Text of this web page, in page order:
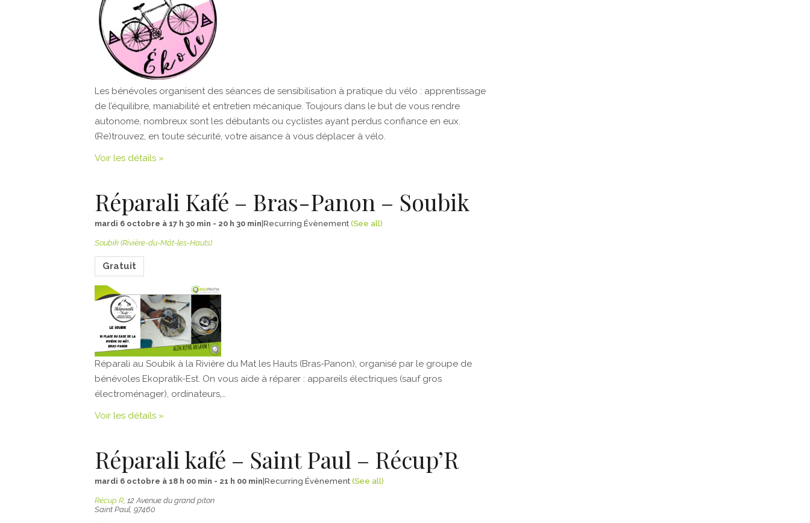
Les bénévoles organisent des séances de sensibilisation à pratique du vélo : apprentissage
de l’équilibre, maniabilité et entretien mécanique. Toujours dans le but de vous rendre
autonome, nombreux sont les débutants ou cyclistes ayant perdus confiance en eux.
(Re)trouvez, en toute sécurité, votre aisance à vous déplacer à vélo.
Voir les détails »
Réparali Kafé – Bras-Panon – Soubik
mardi 6 octobre à 17 h 30 min - 20 h 30 min |Recurring Évènement(See all)
Soubik (Rivière-du-Mât-les-Hauts)
Gratuit
Réparali au Soubik à la Rivière du Mat les Hauts (Bras-Panon), organisé par le groupe de
bénévoles Ekopratik-Est. On vous aide à réparer : appareils électriques (sauf gros
électroménager), ordinateurs,…
Voir les détails »
Réparali kafé – Saint Paul – Récup’R
mardi 6 octobre à 18 h 00 min - 21 h 00 min |Recurring Évènement(See all)
Récup R,12 Avenue du grand piton
Saint Paul, 97460